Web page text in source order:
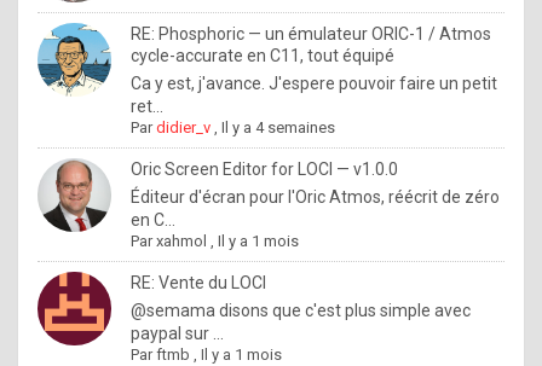
l
e
.
I
f
y
u
w
RE: Phosphoric — un émulateur ORIC-1 / Atmos
cycle-accurate en C11, tout équipé
Ca y est, j'avance. J'espere pouvoir faire un petit
ret...
Pardidier_v ,Il y a 4 semaines
Oric Screen Editor for LOCI — v1.0.0
Éditeur d'écran pour l'Oric Atmos, réécrit de zéro
en C...
Parxahmol ,Il y a 1 mois
RE: Vente du LOCI
@semama disons que c'est plus simple avec
paypal sur ...
Parftmb ,Il y a 1 mois